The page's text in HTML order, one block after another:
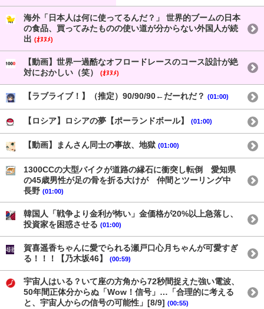
海外「日本人は何に使ってるんだ？」 世界的ブームの日本
の食品、買ってみたものの使い道が分からない外国人が続
出 (ｵﾇﾇﾒ)
【動画】世界一過酷なオフロードレースのコース設計が絶
対におかしい（笑）
(ｵﾇﾇﾒ)
【ラブライブ！】（推定）90/90/90←だーれだ？ (01:00)
【ロシア】ロシアの夢【ポーランドボール】 (01:00)
【動画】まんさん同士の事故、地獄 (01:00)
1300CCの大型バイクが道路の縁石に衝突し転倒 愛知県
の45歳男性が足の骨を折る大けが 仲間とツーリング中
長野 (01:00)
韓国人「戦争より金利が怖い」金価格が20%以上急落し、
投資家を困惑させる (01:00)
賀喜遥香ちゃんに愛でられる瀬戸口心月ちゃんが可愛すぎ
る！！！【乃木坂46】
(00:59)
宇宙人はいる？いて座の方角から72秒間捉えた強い電波、
50年間正体分からぬ「Wow！信号」…「合理的に考える
と、宇宙人からの信号の可能性」[8/9] (00:55)